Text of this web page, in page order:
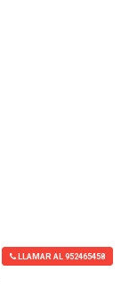
LLAMAR AL 952465458